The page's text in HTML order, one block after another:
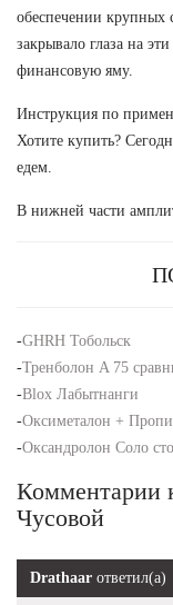
обеспечении крупных
закрывало глаза на
финансовую яму.
Инструкция по
Хотите купить?
едем.
В нижней части
-GHRH Тобольск
-Тренболон A 75
-Blox Лабытнанги
-Оксиметалон +
-Оксандролон Соло
Комментарии
Чусовой
Drathaar ответил(а)